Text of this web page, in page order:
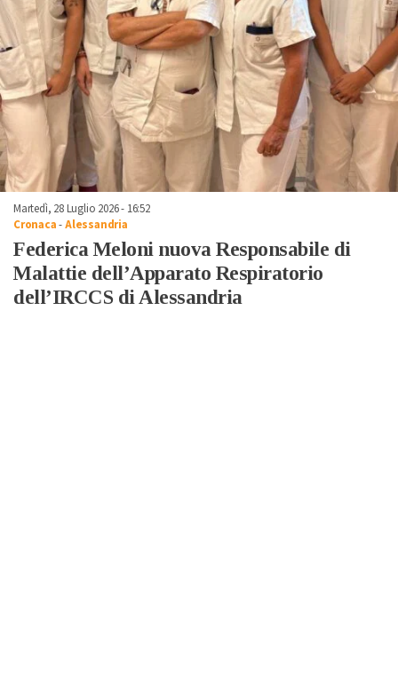
Martedì, 28 Luglio 2026 - 16:52
Cronaca-Alessandria
Federica Meloni nuova Responsabile di
Malattie dell’Apparato Respiratorio
dell’IRCCS di Alessandria